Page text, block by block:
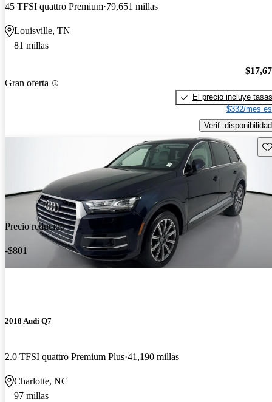
45 TFSI quattro Premium 79,651 millas
Louisville, TN
81 millas
Gran oferta
El precio incluye tasas
$332/mes
Verif. disponibilidad
Precio reducido
-$801
2018 Audi Q7
2.0 TFSI quattro Premium Plus 41,190 millas
Charlotte, NC
97 millas